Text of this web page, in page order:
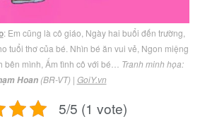
: Em cũng là cô giáo, Ngày hai buổi đến trường,
tuổi thơ của bé. Nhìn bé ăn vui vẻ, Ngon miệng
bên mình, Ấm tình cô với bé… Tranh minh họa:
Hoan(BR-VT) | GoiY.vn
5/5 (1 vote)